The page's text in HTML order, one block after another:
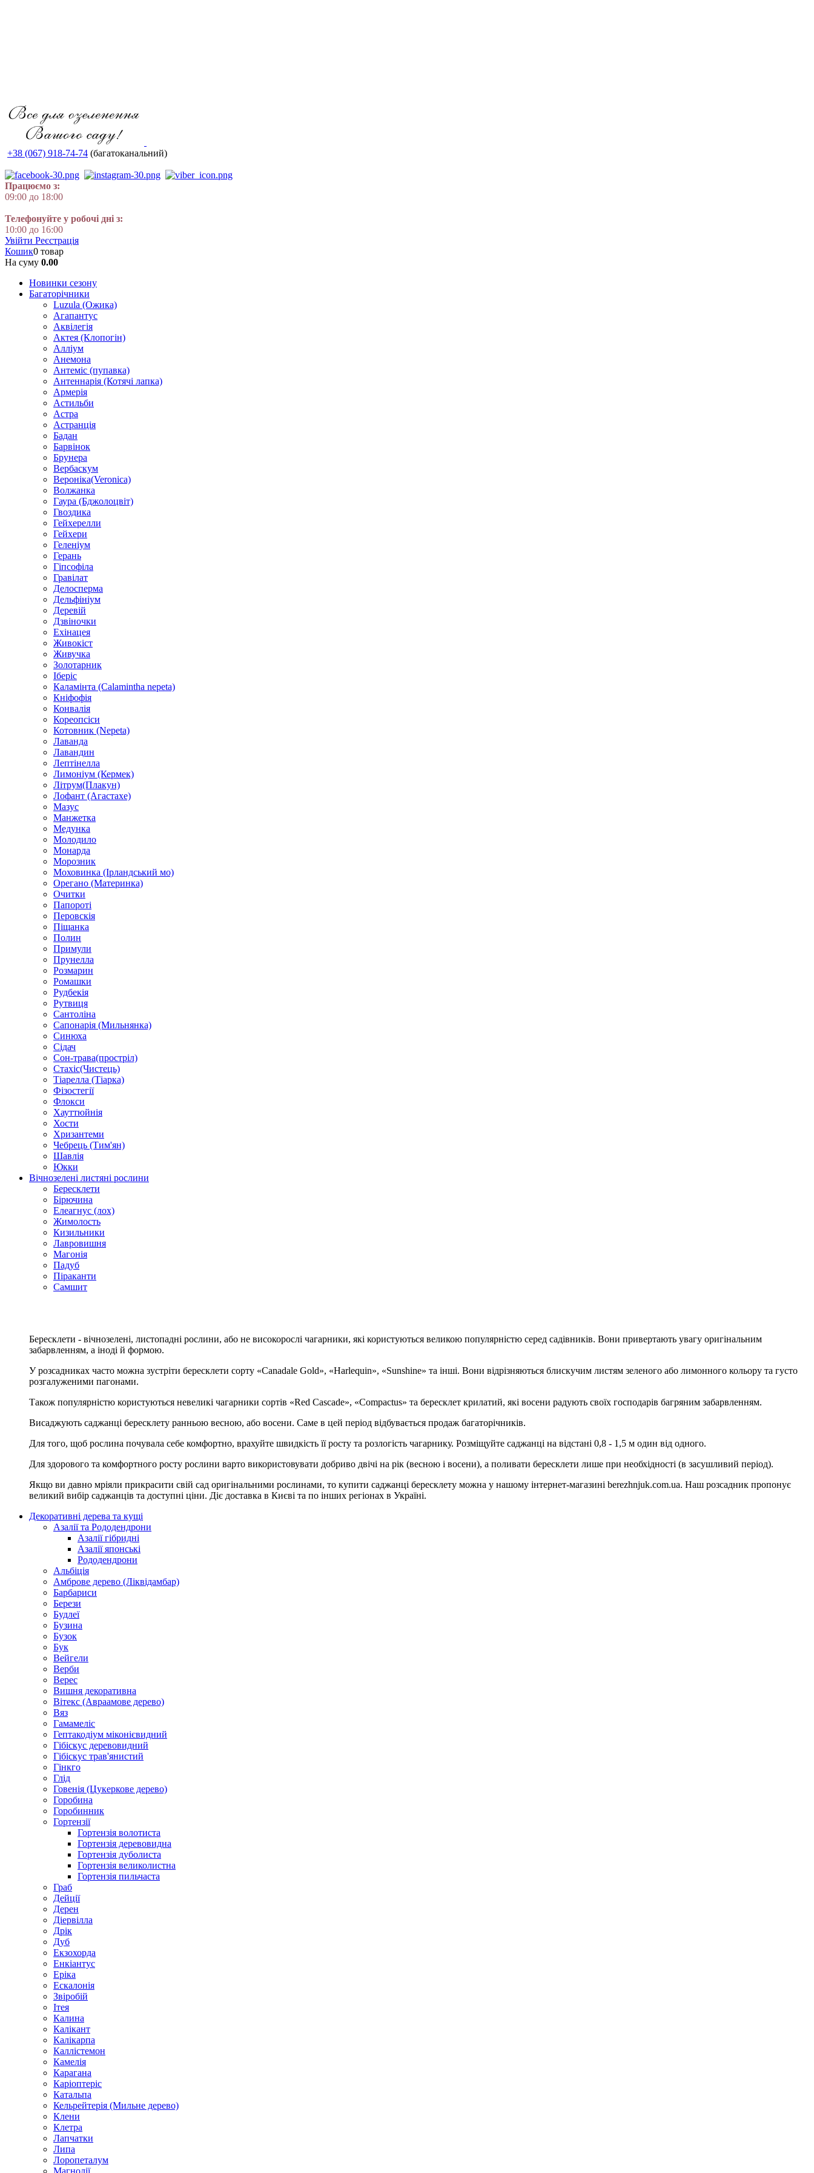
+38 (067) 918-74-74 (багатоканальний)
Працюємо з:
09:00 до 18:00
Телефонуйте у робочі дні з:
10:00 до 16:00
Увійти Реєстрація
Кошик0 товар
На суму 0.00
Новинки сезону
Багаторічники
Luzula (Ожика)
Агапантус
Аквілегія
Актея (Клопогін)
Алліум
Анемона
Антеміс (пупавка)
Антеннарія (Котячі лапка)
Армерія
Астильби
Астра
Астранція
Бадан
Барвінок
Брунера
Вербаскум
Вероніка(Veronica)
Волжанка
Гаура (Бджолоцвіт)
Гвоздика
Гейхерелли
Гейхери
Геленіум
Герань
Гіпсофіла
Гравілат
Делосперма
Дельфініум
Деревій
Дзвіночки
Ехінацея
Живокіст
Живучка
Золотарник
Іберіс
Каламінта (Calamintha nepeta)
Кніфофія
Конвалія
Кореопсіси
Котовник (Nepeta)
Лаванда
Лавандин
Лептінелла
Лимоніум (Кермек)
Літрум(Плакун)
Лофант (Агастахе)
Мазус
Манжетка
Медунка
Молодило
Монарда
Морозник
Моховинка (Ірландський мо)
Орегано (Материнка)
Очитки
Папороті
Перовскія
Піщанка
Полин
Примули
Прунелла
Розмарин
Ромашки
Рудбекія
Рутвиця
Сантоліна
Сапонарія (Мильнянка)
Синюха
Сідач
Сон-трава(простріл)
Стахіс(Чистець)
Тіарелла (Тіарка)
Фізостегії
Флокси
Хауттюйнія
Хости
Хризантеми
Чебрець (Тим'ян)
Шавлія
Юкки
Вічнозелені листяні рослини
Бересклети
Бірючина
Елеагнус (лох)
Жимолость
Кизильники
Лавровишня
Магонія
Падуб
Піраканти
Самшит
Бересклети - вічнозелені, листопадні рослини, або не високорослі чагарники, які користуються великою популярністю серед садівників. Вони привертають увагу оригінальним
забарвленням, а іноді й формою.
У розсадниках часто можна зустріти бересклети сорту «Canadale Gold», «Harlequin», «Sunshine» та інші. Вони відрізняються блискучим листям зеленого або лимонного кольору та густо
розгалуженими пагонами.
Також популярністю користуються невеликі чагарники сортів «Red Cascade», «Compactus» та бересклет крилатий, які восени радують своїх господарів багряним забарвленням.
Висаджують саджанці бересклету ранньою весною, або восени. Саме в цей період відбувається продаж багаторічників.
Для того, щоб рослина почувала себе комфортно, врахуйте швидкість її росту та розлогість чагарнику. Розміщуйте саджанці на відстані 0,8 - 1,5 м один від одного.
Для здорового та комфортного росту рослини варто використовувати добриво двічі на рік (весною і восени), а поливати бересклети лише при необхідності (в засушливий період).
Якщо ви давно мріяли прикрасити свій сад оригінальними рослинами, то купити саджанці бересклету можна у нашому інтернет-магазині berezhnjuk.com.ua. Наш розсадник пропонує
великий вибір саджанців та доступні ціни. Діє доставка в Києві та по інших регіонах в Україні.
Декоративні дерева та кущі
Азалії та Рододендрони
Азалії гібридні
Азалії японські
Рододендрони
Альбіція
Амброве дерево (Ліквідамбар)
Барбариси
Берези
Будлеї
Бузина
Бузок
Бук
Вейгели
Верби
Верес
Вишня декоративна
Вітекс (Авраамове дерево)
Вяз
Гамамеліс
Гептакодіум міконієвидний
Гібіскус деревовидний
Гібіскус трав'янистий
Гінкго
Глід
Говенія (Цукеркове дерево)
Горобина
Горобинник
Гортензії
Гортензія волотиста
Гортензія деревовидна
Гортензія дуболиста
Гортензія великолистна
Гортензія пильчаста
Граб
Дейції
Дерен
Діервілла
Дрік
Дуб
Екзохорда
Енкіантус
Еріка
Ескалонія
Звіробій
Ітея
Калина
Калікант
Калікарпа
Каллістемон
Камелія
Карагана
Каріоптеріс
Катальпа
Кельрейтерія (Мильне дерево)
Клени
Клетра
Лапчатки
Липа
Лоропеталум
Магнолії